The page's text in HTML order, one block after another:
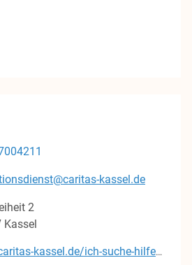
kassel.de
2
Kassel
www.caritas-kassel.de/ich-suche-hilfe/migranten-fluechtlinge-und-spaetaussiedler/der-fachbereich-migrationsdienst/der-fachbereich-migrationsdienst